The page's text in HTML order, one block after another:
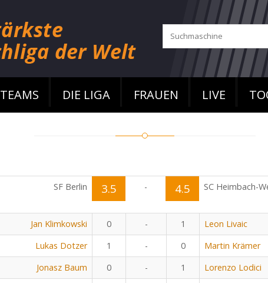
TEAMS DIE LIGA FRAUEN LIVE
SF Berlin 3.5 - 4.5 SC Heimbach-
Jan Klimkowski 0 - 1 Leon Livaic
Lukas Dotzer 1 - 0 Martin Krämer
Jonasz Baum 0 - 1 Lorenzo Lodici